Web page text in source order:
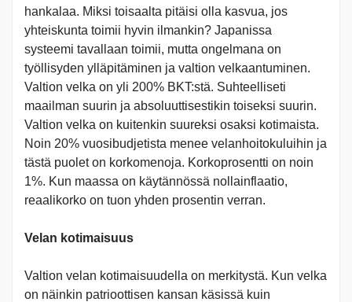
hankalaa. Miksi toisaalta pitäisi olla kasvua, jos
yhteiskunta toimii hyvin ilmankin? Japanissa
systeemi tavallaan toimii, mutta ongelmana on
työllisyden ylläpitäminen ja valtion velkaantuminen.
Valtion velka on yli 200% BKT:stä. Suhteelliseti
maailman suurin ja absoluuttisestikin toiseksi suurin.
Valtion velka on kuitenkin suureksi osaksi kotimaista.
Noin 20% vuosibudjetista menee velanhoitokuluihin ja
tästä puolet on korkomenoja. Korkoprosentti on noin
1%. Kun maassa on käytännössä nollainflaatio,
reaalikorko on tuon yhden prosentin verran.
Velan kotimaisuus
Valtion velan kotimaisuudella on merkitystä. Kun velka
on näinkin patrioottisen kansan käsissä kuin